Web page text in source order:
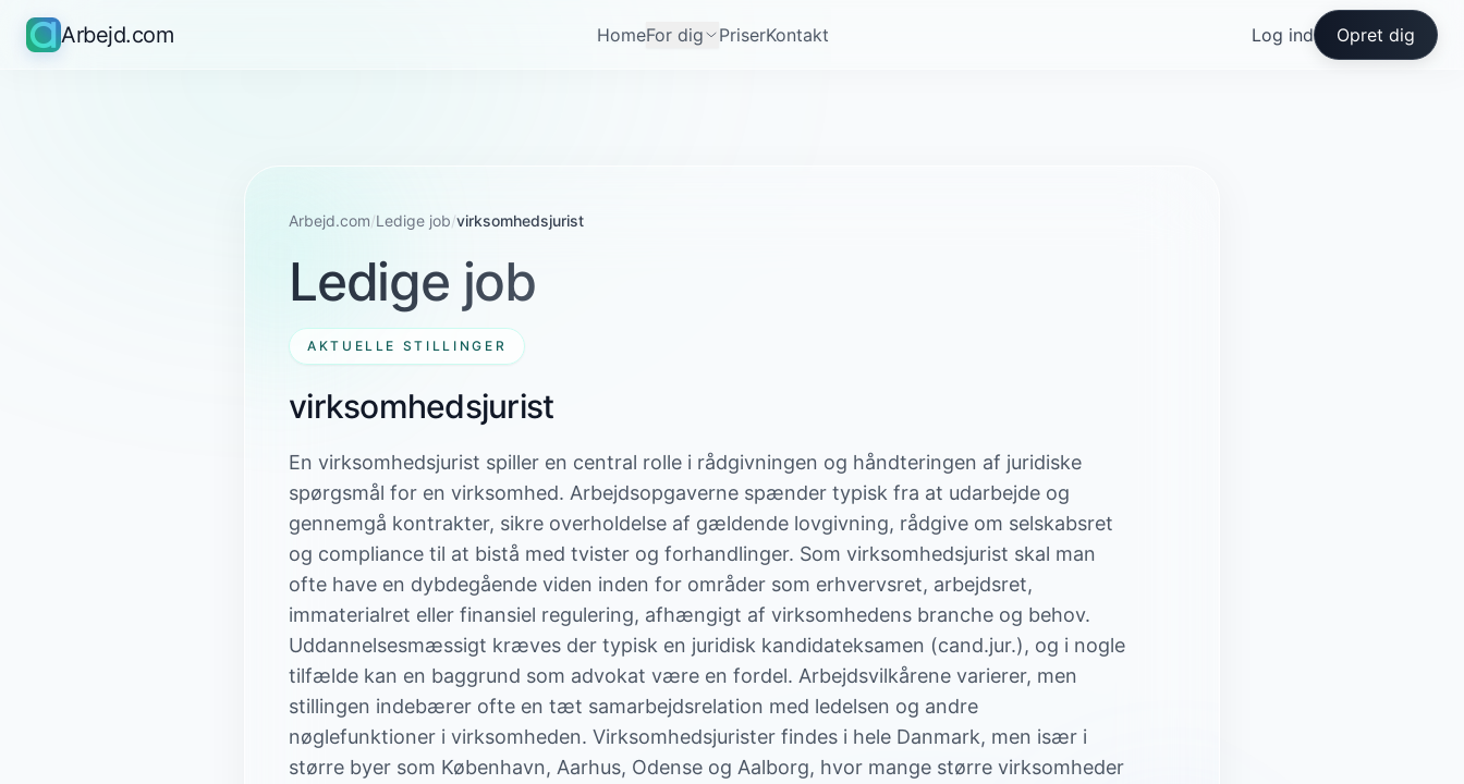
Arbejd.com HomeFor dig PriserKontakt Log ind Opret dig
Arbejd.com/Ledige job/virksomhedsjurist
Ledige job
AKTUELLE STILLINGER
virksomhedsjurist
En virksomhedsjurist spiller en central rolle i rådgivningen og håndteringen af juridiske
spørgsmål for en virksomhed. Arbejdsopgaverne spænder typisk fra at udarbejde og
gennemgå kontrakter, sikre overholdelse af gældende lovgivning, rådgive om selskabsret
og compliance til at bistå med tvister og forhandlinger. Som virksomhedsjurist skal man
ofte have en dybdegående viden inden for områder som erhvervsret, arbejdsret,
immaterialret eller finansiel regulering, afhængigt af virksomhedens branche og behov.
Uddannelsesmæssigt kræves der typisk en juridisk kandidateksamen (cand.jur.), og i nogle
tilfælde kan en baggrund som advokat være en fordel. Arbejdsvilkårene varierer, men
stillingen indebærer ofte en tæt samarbejdsrelation med ledelsen og andre
nøglefunktioner i virksomheden. Virksomhedsjurister findes i hele Danmark, men især i
større byer som København, Aarhus, Odense og Aalborg, hvor mange større virksomheder